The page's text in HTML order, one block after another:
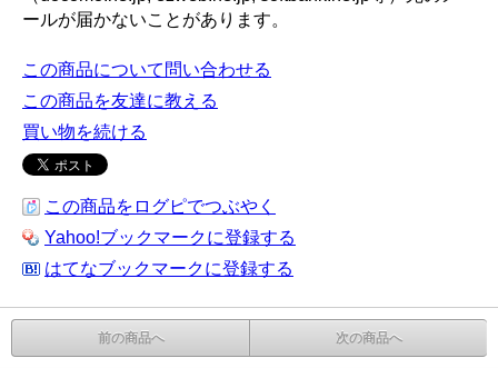
ールが届かないことがあります。
この商品について問い合わせる
この商品を友達に教える
買い物を続ける
この商品をログピでつぶやく
Yahoo!ブックマークに登録する
はてなブックマークに登録する
前の商品へ 次の商品へ